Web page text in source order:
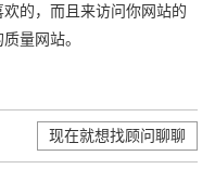
的，而且来访问你网站的
量网站。
现在就想找顾问聊聊